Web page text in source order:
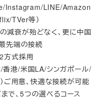
Instagram/LINE/Amazon
TVer等）
減衰が殆どなく、更に中国
先端の接続
方式採用
香港/米国LA/シンガポール/
ご用意、快適な接続が可能
で、5つの選べるコース